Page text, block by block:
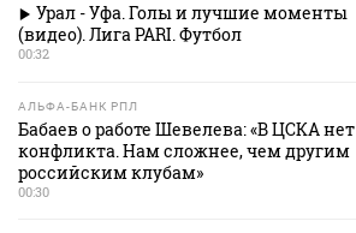
Урал - Уфа. Голы и лучшие моменты
(видео). Лига PARI. Футбол
00:32
АЛЬФА-БАНК РПЛ
Бабаев о работе Шевелева: «В ЦСКА нет
конфликта. Нам сложнее, чем другим
российским клубам»
00:30